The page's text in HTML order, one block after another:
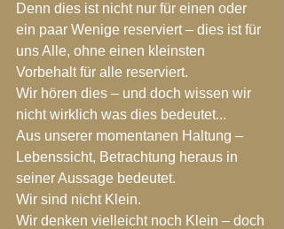
Denn dies ist nicht nur für einen oder
ein paar Wenige reserviert – dies ist für
uns Alle, ohne einen kleinsten
Vorbehalt für alle reserviert.
Wir hören dies – und doch wissen wir
nicht wirklich was dies bedeutet...
Aus unserer momentanen Haltung –
Lebenssicht, Betrachtung heraus in
seiner Aussage bedeutet.
Wir sind nicht Klein.
Wir denken vielleicht noch Klein – doch